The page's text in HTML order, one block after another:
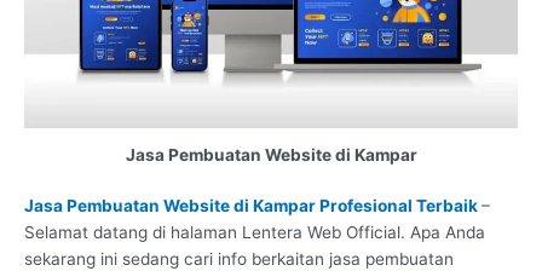
Jasa Pembuatan Website di Kampar
Jasa Pembuatan Website di Kampar Profesional Terbaik–
Selamat datang di halaman Lentera Web Official. Apa Anda
sekarang ini sedang cari info berkaitan jasa pembuatan